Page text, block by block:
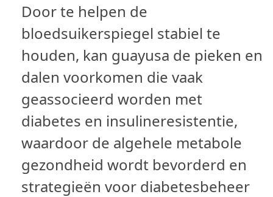
Door te helpen de
bloedsuikerspiegel stabiel te
houden, kan guayusa de pieken en
dalen voorkomen die vaak
geassocieerd worden met
diabetes en insulineresistentie,
waardoor de algehele metabole
gezondheid wordt bevorderd en
strategieën voor diabetesbeheer